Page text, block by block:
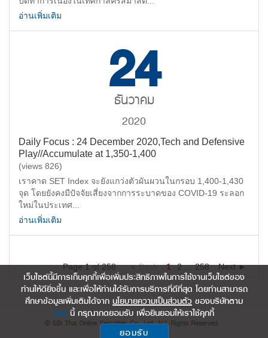
อ่านเพิ่มเติม
24
ธันวาคม
2020
Daily Focus : 24 December 2020,Tech and Defensive
Play//Accumulate at 1,350-1,400
(views 826)
เราคาด SET Index จะยังแกว่งตัวผันผวนในกรอบ 1,400-1,430
จุด โดยยังคงมีปัจจัยเสี่ยงจากการระบาดของ COVID-19 ระลอก
ใหม่ในประเทศ...
อ่านเพิ่มเติม
◄ Back 1 2 ... 258 Next ►
Page 1of258
แผนผังเว็บไซต์
เว็บไซต์นี้มีการเก็บคุกกี้เพื่อเพิ่มประสิทธิภาพในการใช้งานเว็บไซต์ของ
ท่านให้ดียิ่งขึ้น และเพื่อให้ท่านได้รับการบริการที่ดีที่สุด โดยท่านสามารถ
ศึกษาข้อมูลเพิ่มเติมได้จาก นโยบายความเป็นส่วนตัว ของบริษัทตาม
linkนี้ กรุณากดยอมรับ เพื่อยินยอมให้เราใช้คุกกี้
ยอมรับ